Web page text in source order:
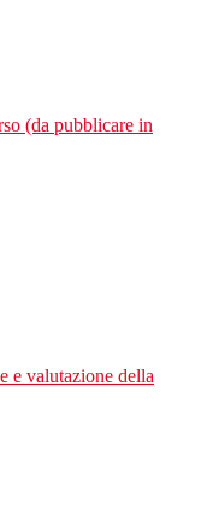
(da pubblicare in
e valutazione della